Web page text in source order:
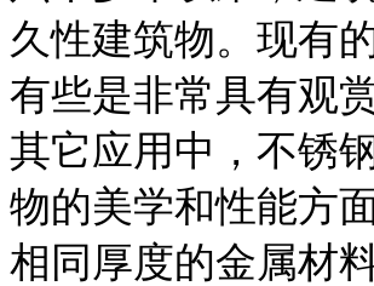
久性建筑物。现有
有些是非常具有观
其它应用中，不锈
物的美学和性能方
相同厚度的金属材